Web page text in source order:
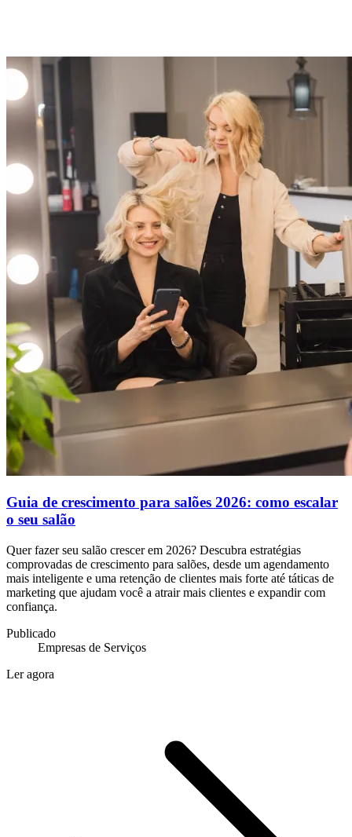
Guia de crescimento para salões 2026: como escalar
o seu salão
Quer fazer seu salão crescer em 2026? Descubra estratégias
comprovadas de crescimento para salões, desde um agendamento
mais inteligente e uma retenção de clientes mais forte até táticas de
marketing que ajudam você a atrair mais clientes e expandir com
confiança.
Publicado
Empresas de Serviços
Ler agora